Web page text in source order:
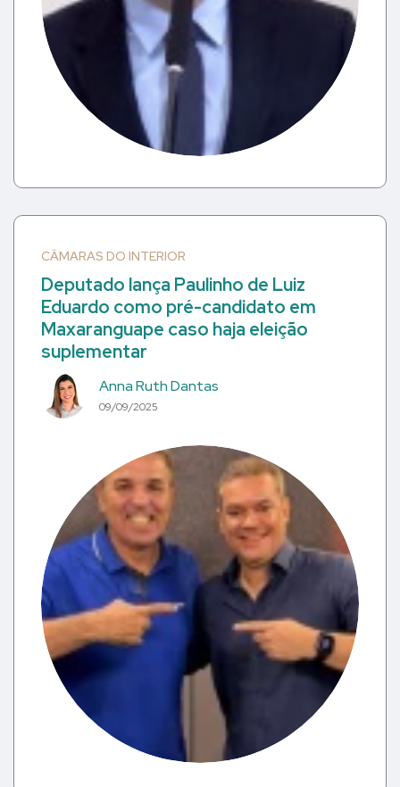
CÂMARAS DO INTERIOR
Deputado lança Paulinho de Luiz
Eduardo como pré-candidato em
Maxaranguape caso haja eleição
suplementar
Anna Ruth Dantas
09/09/2025